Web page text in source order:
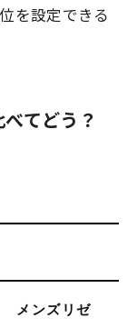
を設定できる
てどう？
メンズリゼ